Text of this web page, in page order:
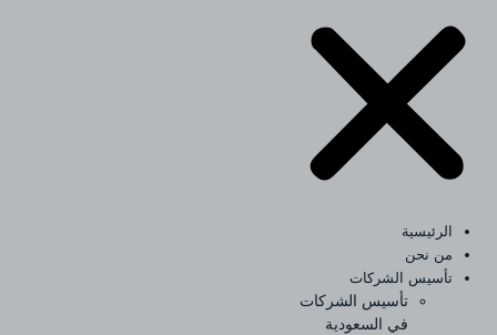
الرئيسية
من نحن
تأسيس الشركات
تأسيس الشركات
في السعودية